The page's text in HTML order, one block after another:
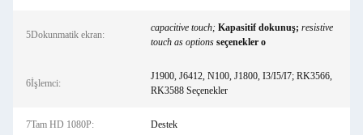
5Dokunmatik ekran:
capacitive touch; Kapasitif dokunuş; resistive
touch as options seçenekler o
6İşlemci:
J1900, J6412, N100, J1800, I3/I5/I7; RK3566,
RK3588 Seçenekler
7Tam HD 1080P: Destek